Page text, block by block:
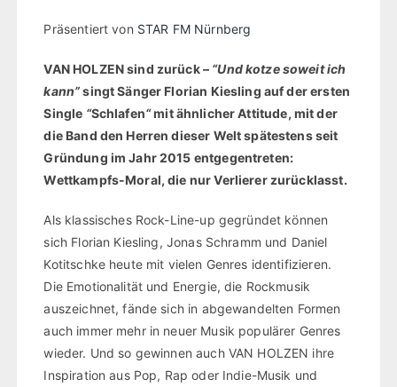
Präsentiert von STAR FM Nürnberg
VAN HOLZEN sind zurück – “Und kotze soweit ich
kann”singt Sänger Florian Kiesling auf der ersten
Single “Schlafen“mit ähnlicher Attitude, mit der
die Band den Herren dieser Welt spätestens seit
Gründung im Jahr 2015 entgegentreten:
Wettkampfs-Moral, die nur Verlierer zurücklasst.
Als klassisches Rock-Line-up gegründet können
sich Florian Kiesling, Jonas Schramm und Daniel
Kotitschke heute mit vielen Genres identifizieren.
Die Emotionalität und Energie, die Rockmusik
auszeichnet, fände sich in abgewandelten Formen
auch immer mehr in neuer Musik populärer Genres
wieder. Und so gewinnen auch VAN HOLZEN ihre
Inspiration aus Pop, Rap oder Indie-Musik und